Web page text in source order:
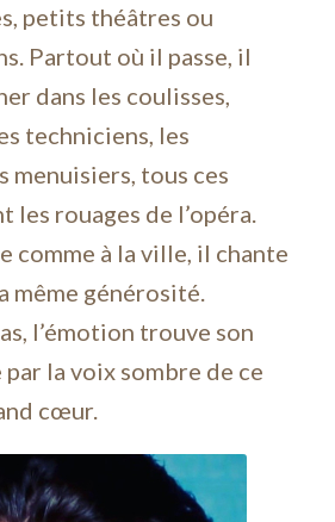
petits théâtres ou
Partout où il passe, il
dans les coulisses,
techniciens, les
menuisiers, tous ces
rouages de l’opéra.
comme à la ville, il chante
même générosité.
l’émotion trouve son
la voix sombre de ce
cœur.